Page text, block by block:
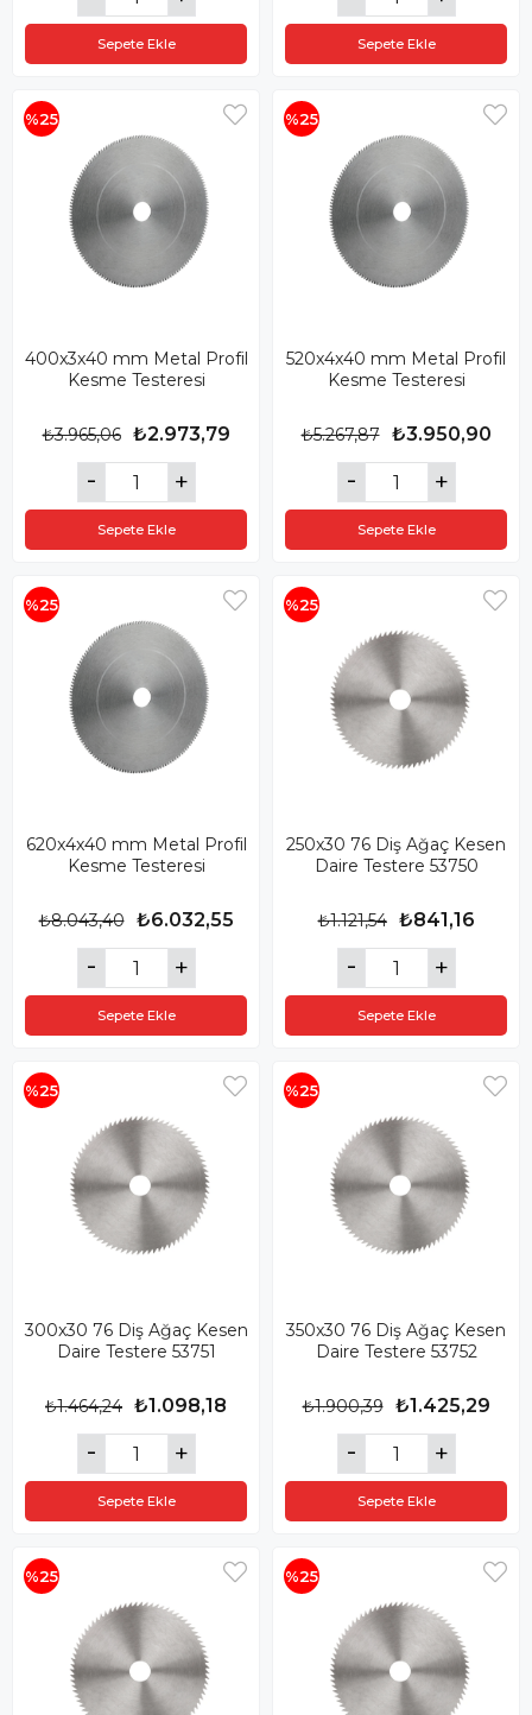
Sepete Ekle Sepete Ekle
400x3x40 mm Metal Profil
Kesme Testeresi
₺2.973,79
₺3.965,06
Sepete Ekle
%25
520x4x40 mm Metal Profil
Kesme Testeresi
₺3.950,90
₺5.267,87
Sepete Ekle
%25
620x4x40 mm Metal Profil
Kesme Testeresi
₺6.032,55
₺8.043,40
Sepete Ekle
%25
250x30 76 Diş Ağaç Kesen
Daire Testere 53750
₺841,16
₺1.121,54
Sepete Ekle
%25
300x30 76 Diş Ağaç Kesen
Daire Testere 53751
₺1.098,18
₺1.464,24
Sepete Ekle
%25
350x30 76 Diş Ağaç Kesen
Daire Testere 53752
₺1.425,29
₺1.900,39
Sepete Ekle
%25
%25 %25